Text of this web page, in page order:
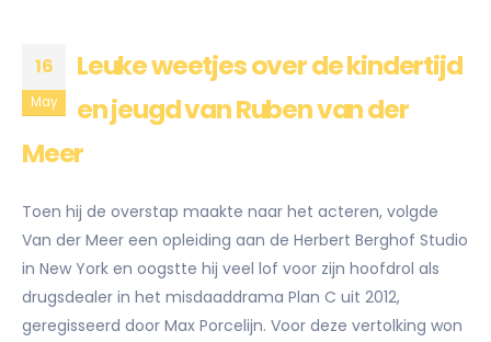
16
May
Leuke weetjes over de kindertijd
en jeugd van Ruben van der
Meer
Toen hij de overstap maakte naar het acteren, volgde
Van der Meer een opleiding aan de Herbert Berghof Studio
in New York en oogstte hij veel lof voor zijn hoofdrol als
drugsdealer in het misdaaddrama Plan C uit 2012,
geregisseerd door Max Porcelijn. Voor deze vertolking won